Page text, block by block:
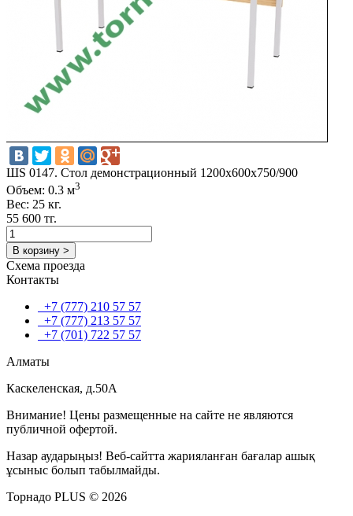
ШS 0147. Стол демонстрационный 1200х600х750/900
Объем: 0.3 м3
Вес: 25 кг.
55 600 тг.
В корзину >
Схема проезда
Контакты
+7 (777) 210 57 57
+7 (777) 213 57 57
+7 (701) 722 57 57
Алматы
Каскеленская, д.50А
Внимание! Цены размещенные на сайте не являются
публичной офертой.
Назар аударыңыз! Веб-сайтта жарияланған бағалар ашық
ұсыныс болып табылмайды.
Торнадо PLUS © 2026